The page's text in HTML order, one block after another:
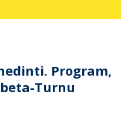
Program,
Turnu